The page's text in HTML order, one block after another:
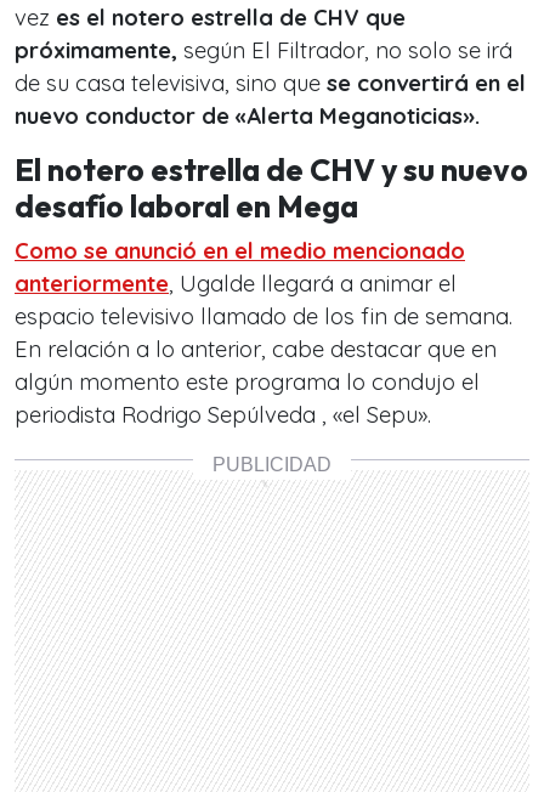
vez es el notero estrella de CHV que
próximamente, según El Filtrador, no solo se irá
de su casa televisiva, sino que se convertirá en el
nuevo conductor de «Alerta Meganoticias».
El notero estrella de CHV y su nuevo
desafío laboral en Mega
Como se anunció en el medio mencionado
anteriormente, Ugalde llegará a animar el
espacio televisivo llamado de los fin de semana.
En relación a lo anterior, cabe destacar que en
algún momento este programa lo condujo el
periodista Rodrigo Sepúlveda , «el Sepu».